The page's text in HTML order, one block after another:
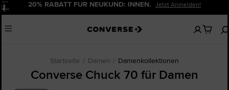
Pause 20% RABATT FÜR NEUKUND: INNEN. Jetzt Anmelden!
Menu
Keine
artikel
Startseite Damen Damenkollektionen
Converse Chuck 70 für Damen